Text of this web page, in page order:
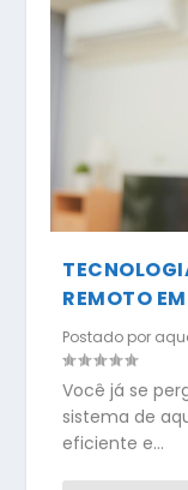
REMOTO
Postado por
Você já se
sistema de
eficiente e...